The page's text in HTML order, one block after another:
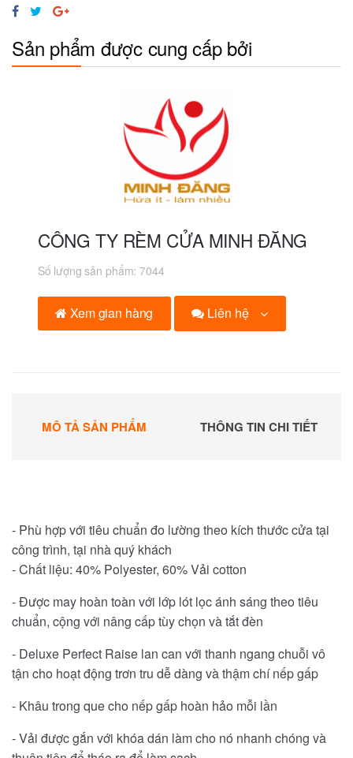
Sản phẩm được cung cấp bởi
CÔNG TY RÈM CỬA MINH ĐĂNG
Số lượng sản phẩm:7044
Xem gian hàng Liên hệ
MÔ TẢ SẢN PHẨM THÔNG TIN CHI TIẾT
- Phù hợp với tiêu chuẩn đo lường theo kích thước cửa tại
công trình, tại nhà quý khách
- Chất liệu: 40% Polyester, 60% Vải cotton
- Được may hoàn toàn với lớp lót lọc ánh sáng theo tiêu
chuẩn, cộng với nâng cấp tùy chọn và tắt đèn
- Deluxe Perfect Raise lan can với thanh ngang chuỗi vô
tận cho hoạt động trơn tru dễ dàng và thậm chí nếp gấp
- Khâu trong que cho nếp gấp hoàn hảo mỗi lần
- Vải được gắn với khóa dán làm cho nó nhanh chóng và